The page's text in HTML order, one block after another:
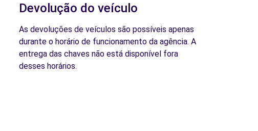
Devolução do veículo
As devoluções de veículos são possíveis apenas
durante o horário de funcionamento da agência. A
entrega das chaves não está disponível fora
desses horários.